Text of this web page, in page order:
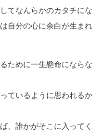
てなんらかのカタチにな
自分の心に余白が生まれ
ために一生懸命にならな
ているように思われるか
、誰かがそこに入ってく